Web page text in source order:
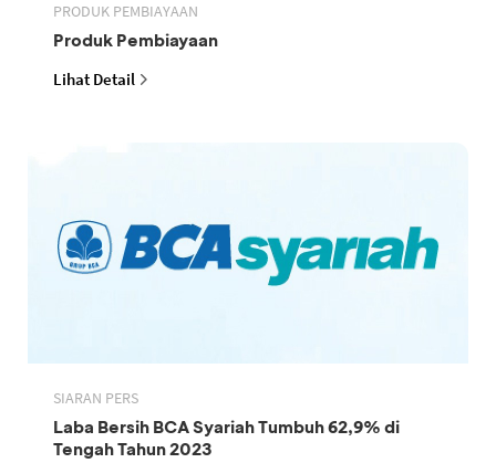
PRODUK PEMBIAYAAN
Produk Pembiayaan
Lihat Detail
SIARAN PERS
Laba Bersih BCA Syariah Tumbuh 62,9% di
Tengah Tahun 2023